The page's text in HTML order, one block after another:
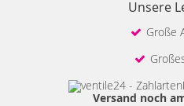
Unsere
Große
Versand noch